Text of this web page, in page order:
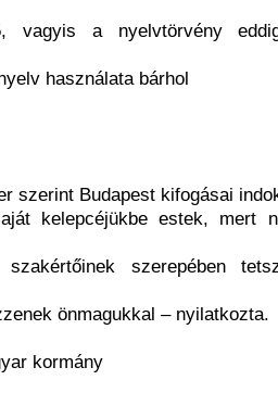
vagyis a nyelvtörvény
használata bárhol
szerint Budapest kifogásai
kelepcéjükbe estek, mert
szerepében
önmagukkal – nyilatkozta.
kormány